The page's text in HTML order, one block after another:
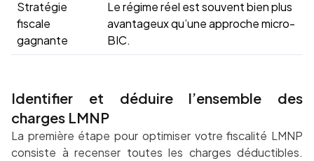
Stratégie
fiscale
gagnante
Le régime réel est souvent bien plus
avantageux qu’une approche micro-
BIC.
Identifier et déduire l’ensemble des
charges LMNP
La première étape pour optimiser votre fiscalité LMNP
consiste à recenser toutes les charges déductibles.